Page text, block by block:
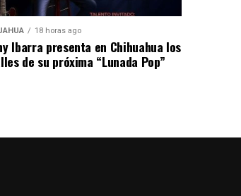
18 horas ago
Ibarra presenta en Chihuahua los
de su próxima “Lunada Pop”